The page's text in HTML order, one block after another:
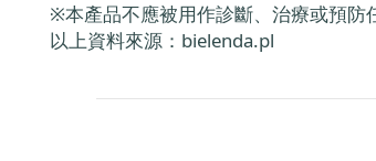
※本產品不應被用作診斷、治療或預防
以上資料來源： bielenda.pl